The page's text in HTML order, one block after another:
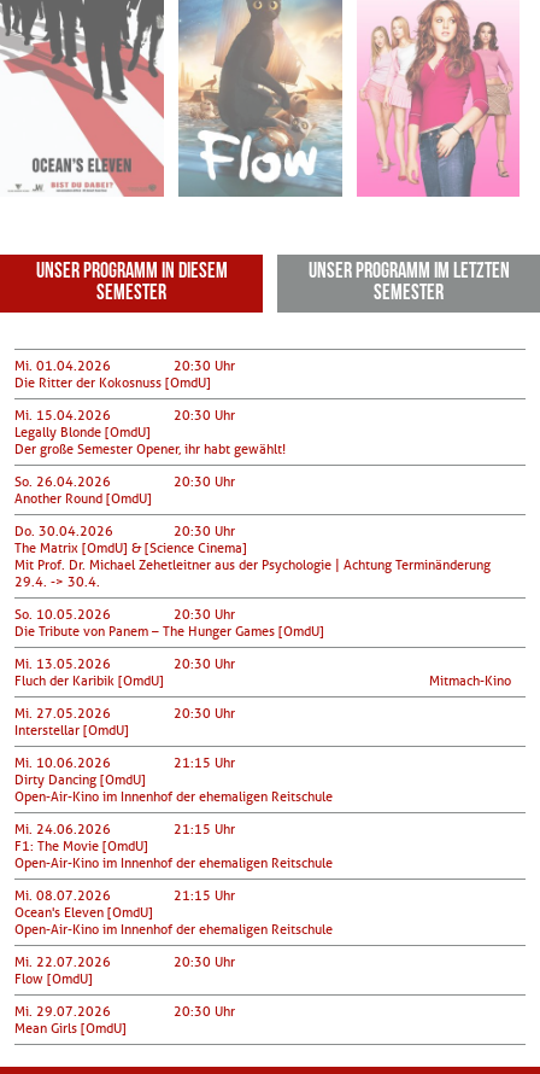
Mi. 08.07.2026
21:15
Innenhof der
ehem. Reitschule
Mi. 22.07.2026
20:30
Goldener Saal -
Studihaus
Mi. 29.07.2026
20:30
Goldener Saal -
Studihaus
Unser Programm in diesem
Semester
Unser Programm im letzten
Semester
Mi. 01.04.2026
20:30 Uhr
Die Ritter der Kokosnuss [OmdU]
Mi. 15.04.2026
20:30 Uhr
Legally Blonde [OmdU]
Der große Semester Opener, ihr habt gewählt!
So. 26.04.2026
20:30 Uhr
Another Round [OmdU]
Do. 30.04.2026
20:30 Uhr
The Matrix [OmdU] & [Science Cinema]
Mit Prof. Dr. Michael Zehetleitner aus der Psychologie | Achtung Terminänderung
29.4. -> 30.4.
So. 10.05.2026
20:30 Uhr
Die Tribute von Panem – The Hunger Games [OmdU]
Mi. 13.05.2026
20:30 Uhr
Fluch der Karibik [OmdU]
Mitmach-Kino
Mi. 27.05.2026
20:30 Uhr
Interstellar [OmdU]
Mi. 10.06.2026
21:15 Uhr
Dirty Dancing [OmdU]
Open-Air-Kino im Innenhof der ehemaligen Reitschule
Mi. 24.06.2026
21:15 Uhr
F1: The Movie [OmdU]
Open-Air-Kino im Innenhof der ehemaligen Reitschule
Mi. 08.07.2026
21:15 Uhr
Ocean's Eleven [OmdU]
Open-Air-Kino im Innenhof der ehemaligen Reitschule
Mi. 22.07.2026
20:30 Uhr
Flow [OmdU]
Mi. 29.07.2026
20:30 Uhr
Mean Girls [OmdU]